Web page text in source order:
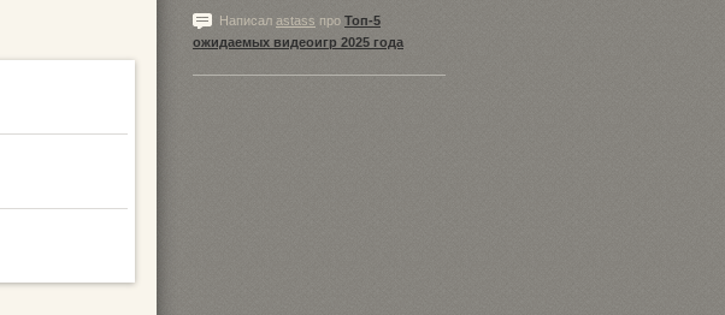
Написал astass про Топ-5
ожидаемых видеоигр 2025 года